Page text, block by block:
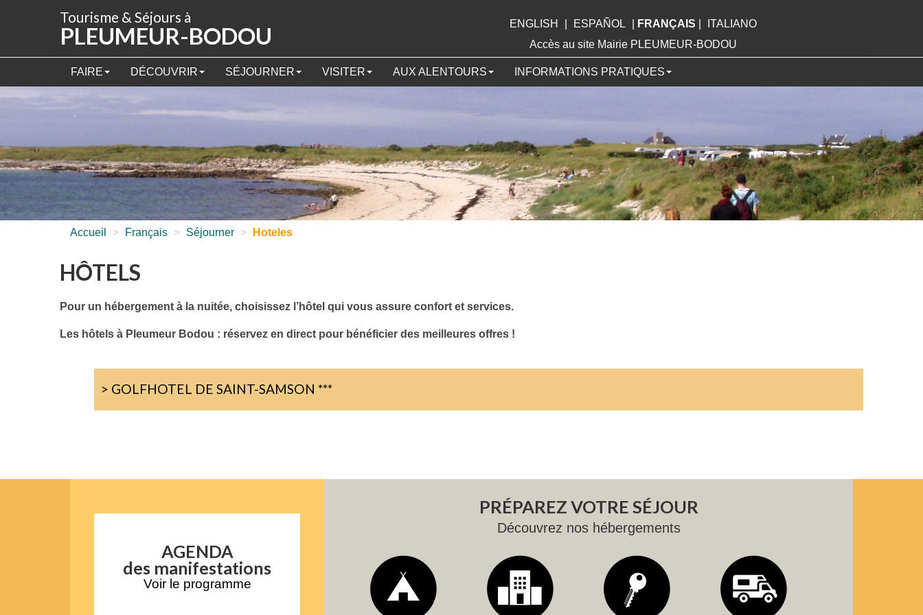
Tourisme & Séjours à
PLEUMEUR-BODOU ENGLISH ESPAÑOL FRANÇAIS
ITALIANO
Accès au site Mairie PLEUMEUR-BODOU
FAIRE DÉCOUVRIR SÉJOURNER VISITER AUX ALENTOURS INFORMATIONS PRATIQUES
Accueil > Français > Séjourner > Hoteles
HÔTELS
Pour un hébergement à la nuitée, choisissez l’hôtel qui vous assure confort et services.
Les hôtels à Pleumeur Bodou : réservez en direct pour bénéficier des meilleures offres !
> GOLFHOTEL DE SAINT-SAMSON ***
AGENDA
des manifestations
Voir le programme
PRÉPAREZ VOTRE SÉJOUR
Découvrez nos hébergements